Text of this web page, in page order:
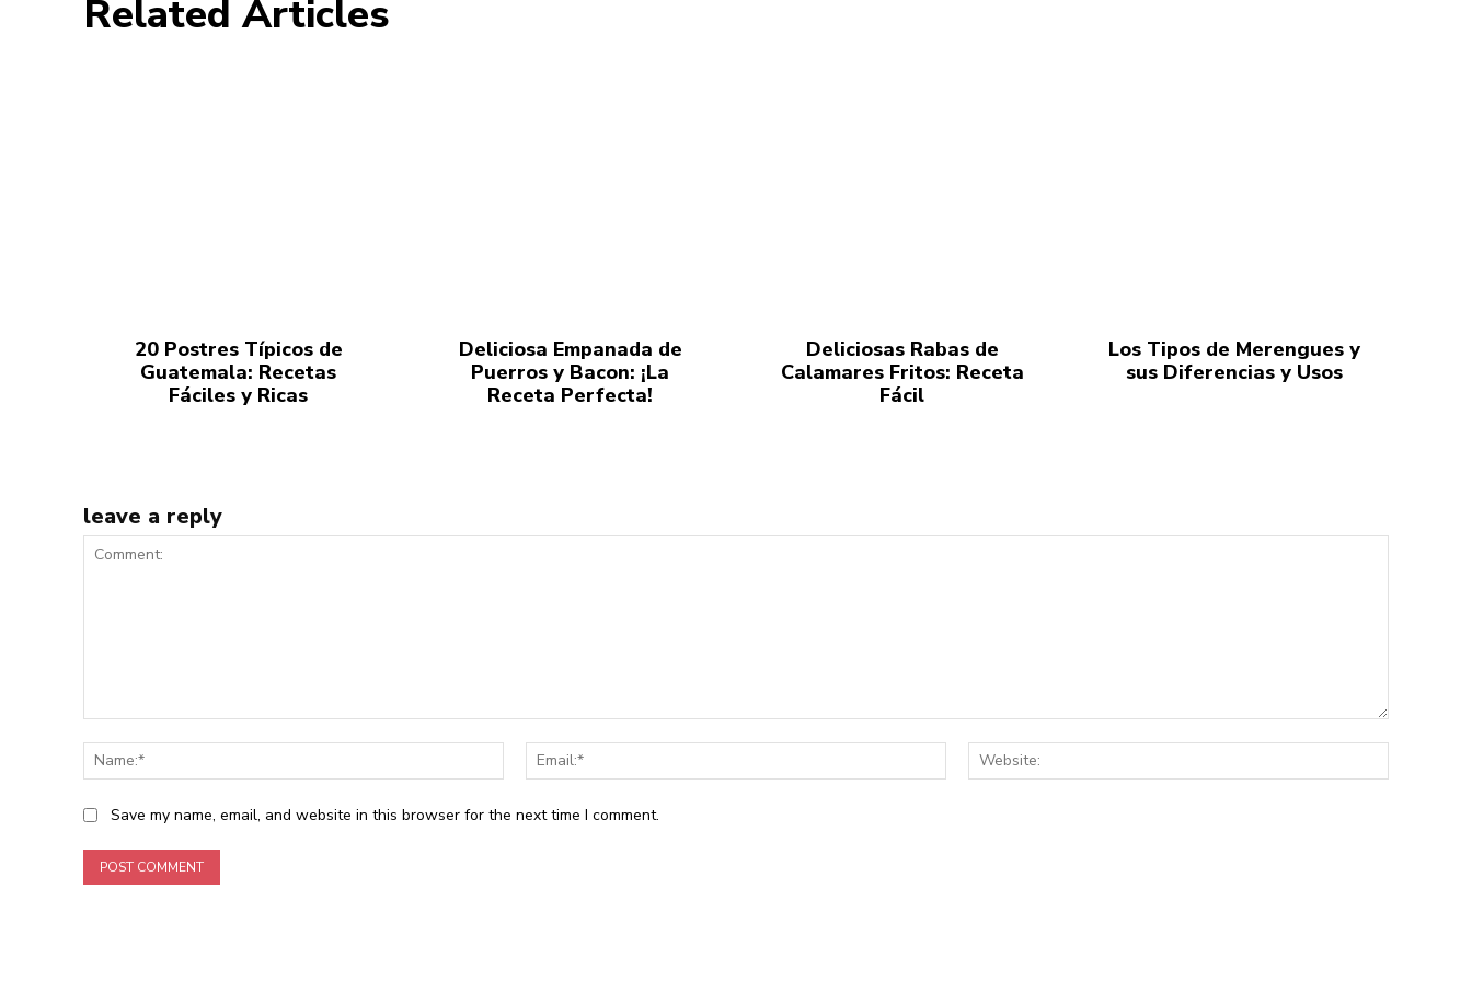
Related Articles
20 Postres Típicos de
Guatemala: Recetas
Fáciles y Ricas
Deliciosa Empanada de
Puerros y Bacon: ¡La
Receta Perfecta!
Deliciosas Rabas de
Calamares Fritos: Receta
Fácil
Los Tipos de Merengues y
sus Diferencias y Usos
leave a reply
Name:*
Email:*
Save my name, email, and website in this browser for the next time I comment.